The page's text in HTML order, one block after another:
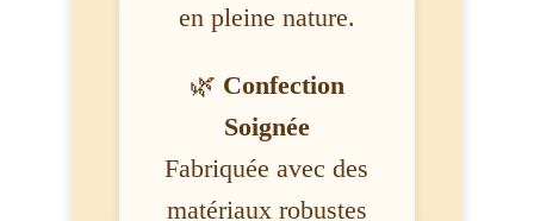
en pleine nature.
🌿 Confection
Soignée
Fabriquée avec des
matériaux robustes